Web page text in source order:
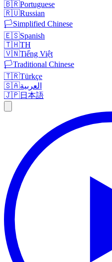
🇧🇷Portuguese
🇷🇺Russian
🏳️Simplified Chinese
🇪🇸Spanish
🇹🇭TH
🇻🇳Tiếng Việt
🏳️Traditional Chinese
🇹🇷Türkçe
🇸🇦العربية
🇯🇵日本語